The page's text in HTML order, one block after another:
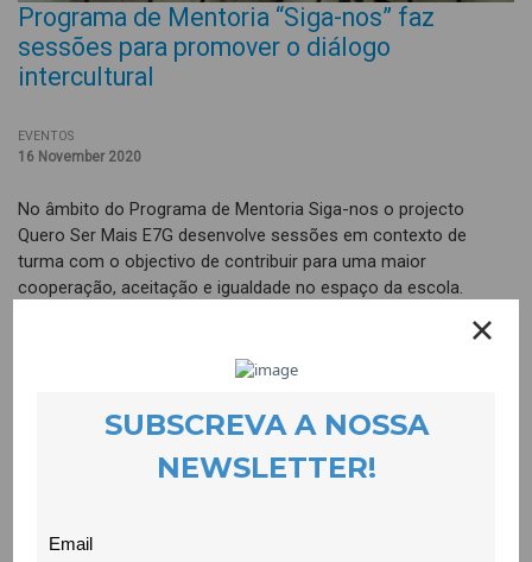
Programa de Mentoria “Siga-nos” faz
sessões para promover o diálogo
intercultural
EVENTOS
16 November 2020
No âmbito do Programa de Mentoria Siga-nos o projecto
Quero Ser Mais E7G desenvolve sessões em contexto de
turma com o objectivo de contribuir para uma maior
cooperação, aceitação e igualdade no espaço da escola.
Com recurso a dinâmicas e jogos, promove-se a reflexão entre
alunos e alunas de modo a quebrar estereótipos e
pela diferença, procurando uma maior aceitação da
activamente os alunos e alunas procurando-se assim facilitar